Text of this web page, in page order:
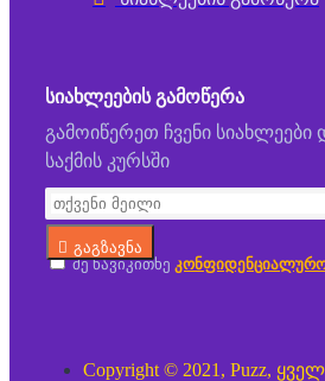
ᲡᲘᲐᲮᲚᲔᲔᲑᲘᲡ ᲒᲐᲛᲝᲬᲔᲠᲐ
გამოიწერეთ ჩვენი
საქმის კურსში
გაგზავნა
მე წავიკითხე
Copyright © 2021, Puzz,